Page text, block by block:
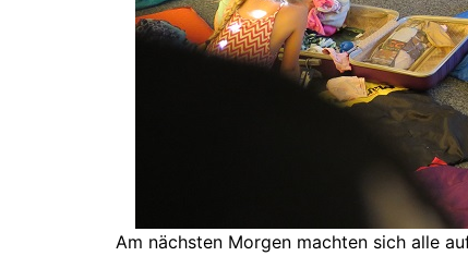
Am nächsten Morgen machten sich alle